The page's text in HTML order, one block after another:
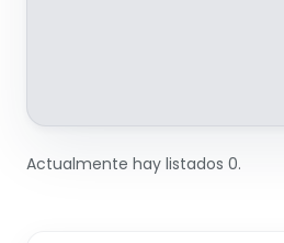
Actualmente hay listados 0.